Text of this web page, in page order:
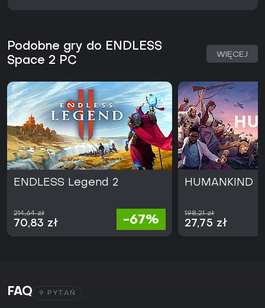
Podobne gry do ENDLESS
Space 2 PC
WIĘCEJ
ENDLESS Legend 2
214,64 zł
70,83 zł -67%
HUMANKIND
198,21 zł
27,75 zł
FAQ 9 PYTAŃ